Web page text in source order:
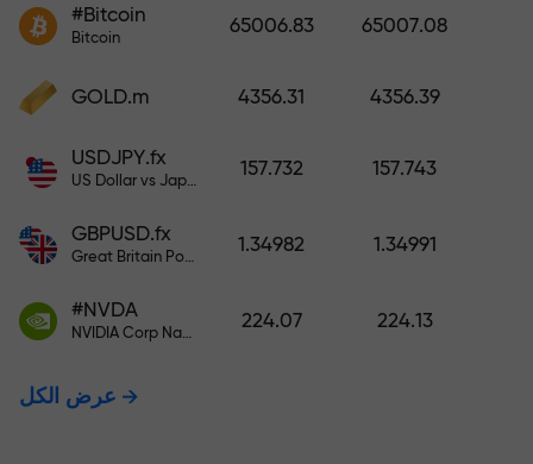
مطبعياً. كلما زاد مبلغ الإيداع، زادت
#Bitcoin
Bitcoin
65006.83 65007.08
GOLD.m 4356.31 4356.39
USDJPY.fx
US Dollar vs Japanese Yen
157.732 157.743
GBPUSD.fx
Great Britain Pound vs US Dollar
1.34982 1.34991
#NVDA
NVIDIA Corp Nasdaq Stock Exchange (Nasdaq) USD
224.07 224.13
عرض الكل